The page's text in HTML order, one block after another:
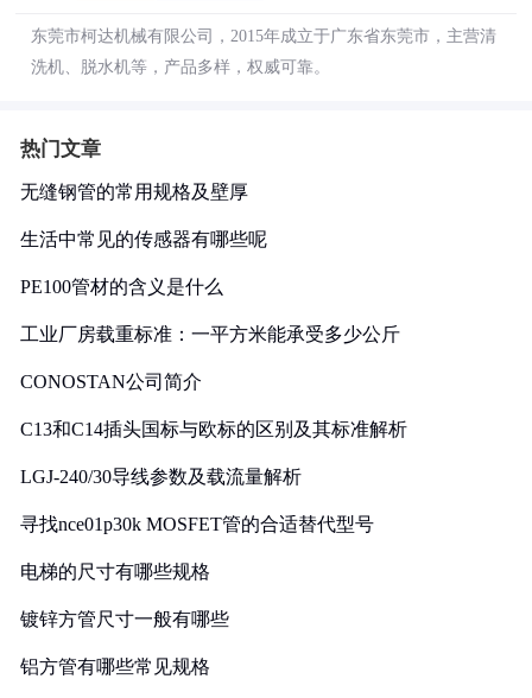
东莞市柯达机械有限公司，2015年成立于广东省东莞市，主营清
洗机、脱水机等，产品多样，权威可靠。
热门文章
无缝钢管的常用规格及壁厚
生活中常见的传感器有哪些呢
PE100管材的含义是什么
工业厂房载重标准：一平方米能承受多少公斤
CONOSTAN公司简介
C13和C14插头国标与欧标的区别及其标准解析
LGJ-240/30导线参数及载流量解析
寻找nce01p30k MOSFET管的合适替代型号
电梯的尺寸有哪些规格
镀锌方管尺寸一般有哪些
铝方管有哪些常见规格